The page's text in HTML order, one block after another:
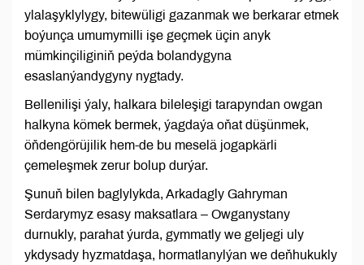
ylalaşyklylygy, bitewüligi gazanmak we berkarar etmek
boýunça umumymilli işe geçmek üçin anyk
mümkinçiliginiň peýda bolandygyna
esaslanýandygyny nygtady.
Bellenilişi ýaly, halkara bileleşigi tarapyndan owgan
halkyna kömek bermek, ýagdaýa oňat düşünmek,
öňdengörüjilik hem-de bu meselä jogapkärli
çemeleşmek zerur bolup durýar.
Şunuň bilen baglylykda, Arkadagly Gahryman
Serdarymyz esasy maksatlara – Owganystany
durnukly, parahat ýurda, gymmatly we geljegi uly
ykdysady hyzmatdaşa, hormatlanylýan we deňhukukly